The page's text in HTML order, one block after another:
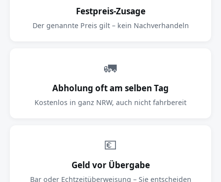
Festpreis-Zusage
Der genannte Preis gilt – kein Nachverhandeln
🚛
Abholung oft am selben Tag
Kostenlos in ganz NRW, auch nicht fahrbereit
💶
Geld vor Übergabe
Bar oder Echtzeitüberweisung – Sie entscheiden